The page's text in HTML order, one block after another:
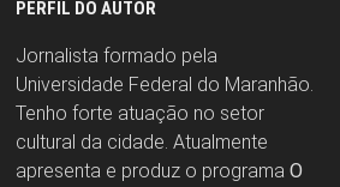
PERFIL DO AUTOR
Jornalista formado pela
Universidade Federal do Maranhão.
Tenho forte atuação no setor
cultural da cidade. Atualmente
apresenta e produz o programa O